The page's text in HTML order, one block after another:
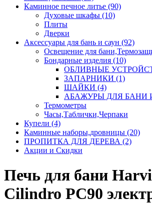
Каминное печное литье (90)
Духовые шкафы (10)
Плиты
Дверки
Аксессуары для бань и саун (92)
Освещение для
Бондарные изделия (10)
ОБЛИВНЫЕ
ЗАПАРНИКИ (1)
ШАЙКИ (4)
АБАЖУРЫ ДЛЯ БАНИ
Термометры
Часы,Таблички,Черпаки
Купели (4)
Каминные наборы,дровницы (20)
ПРОПИТКА ДЛЯ ДЕРЕВА (2)
Акции и Скидки
Печь для бани
Cilindro PC90